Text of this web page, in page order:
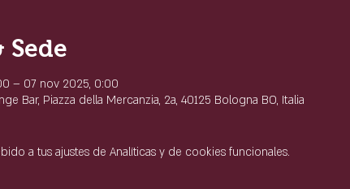
Sede
– 07 nov 2025, 0:00
Bar, Piazza della Mercanzia, 2a, 40125 Bologna BO, Italia
a tus ajustes de Analíticas y de cookies funcionales.